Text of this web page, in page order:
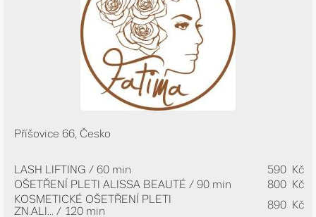
Příšovice 66, Česko
LASH LIFTING / 60 min
590 Kč
OŠETŘENÍ PLETI ALISSA BEAUTÉ / 90 min
800 Kč
KOSMETICKÉ OŠETŘENÍ PLETI
ZN.ALI...
/ 120 min
890 Kč